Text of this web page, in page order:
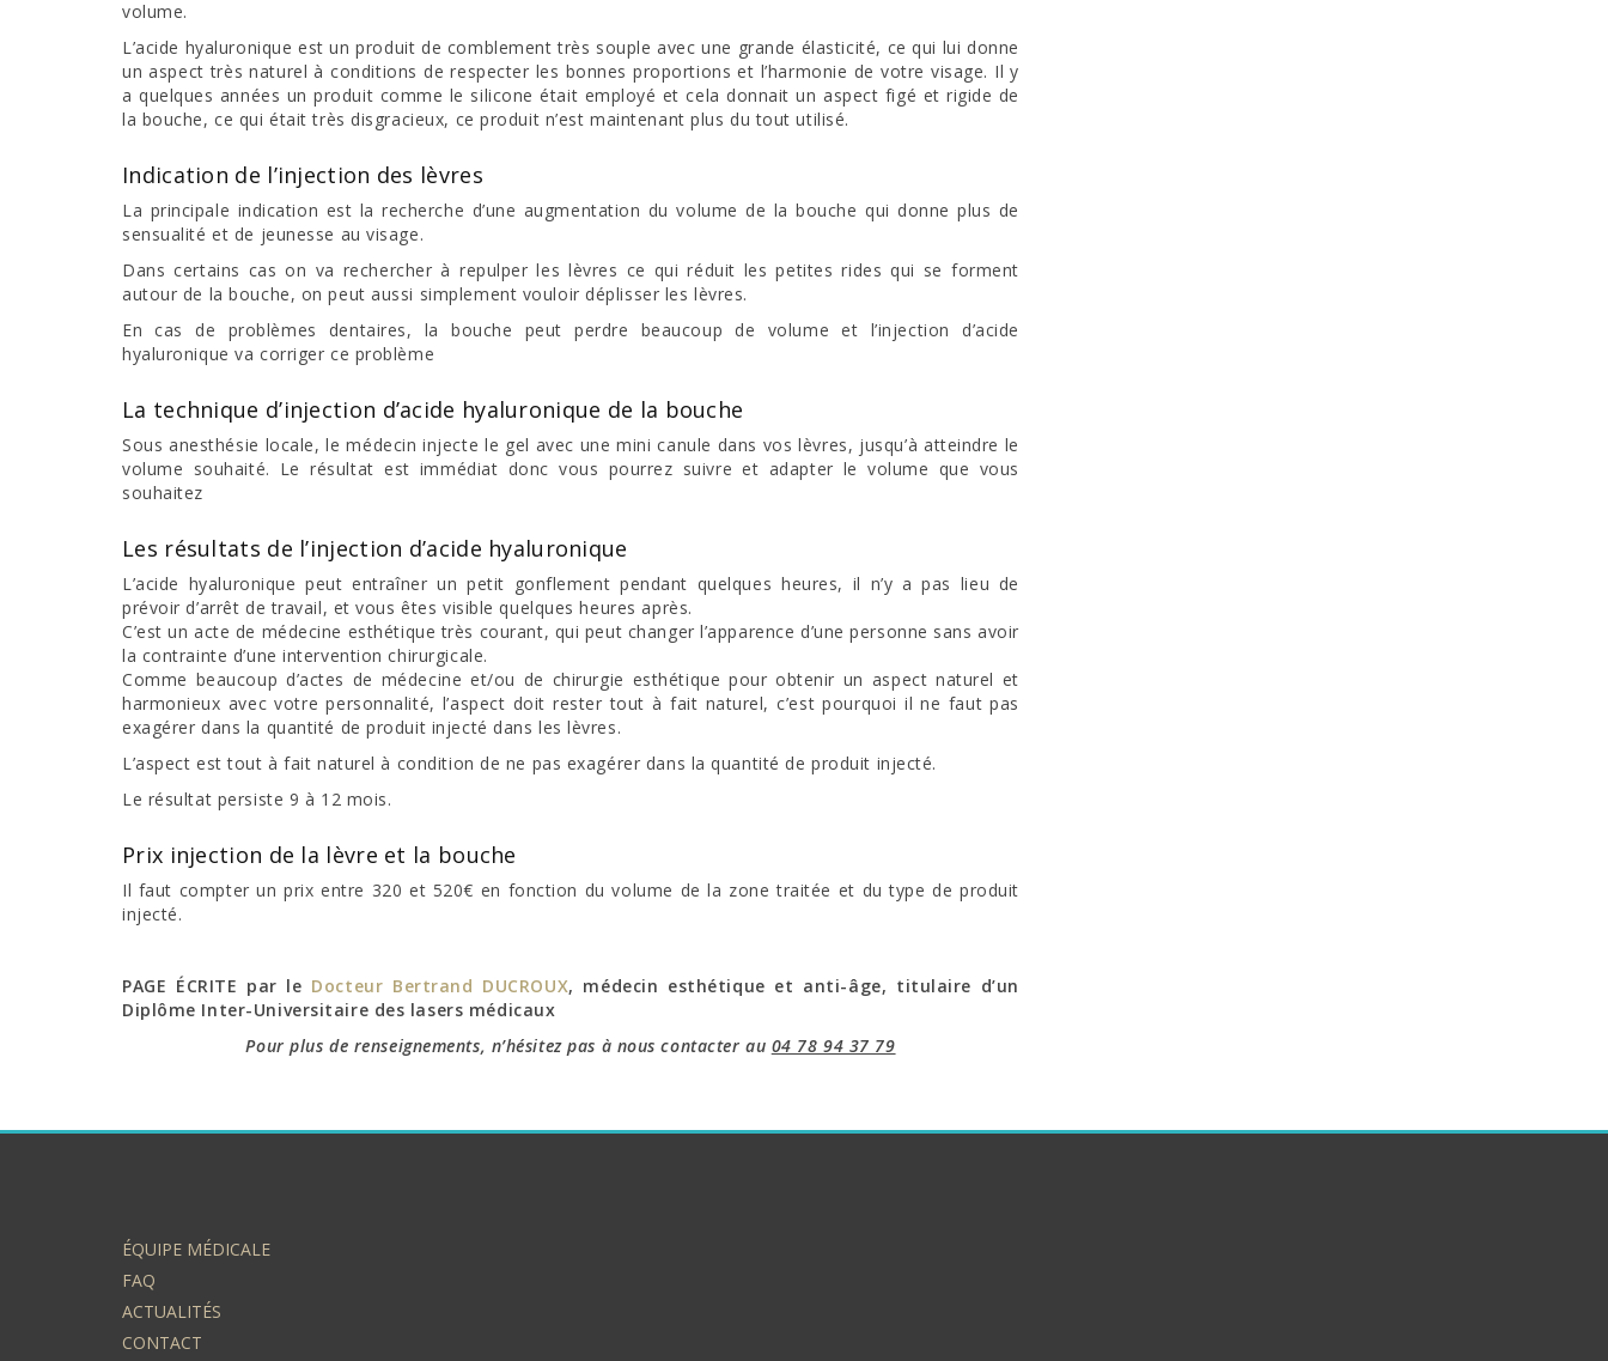
volume.
L’acide hyaluronique est un produit de comblement très souple avec une grande élasticité, ce qui lui donne
un aspect très naturel à conditions de respecter les bonnes proportions et l’harmonie de votre visage. Il y
a quelques années un produit comme le silicone était employé et cela donnait un aspect figé et rigide de
la bouche, ce qui était très disgracieux, ce produit n’est maintenant plus du tout utilisé.
Indication de l’injection des lèvres
La principale indication est la recherche d’une augmentation du volume de la bouche qui donne plus de
sensualité et de jeunesse au visage.
Dans certains cas on va rechercher à repulper les lèvres ce qui réduit les petites rides qui se forment
autour de la bouche, on peut aussi simplement vouloir déplisser les lèvres.
En cas de problèmes dentaires, la bouche peut perdre beaucoup de volume et l’injection d’acide
hyaluronique va corriger ce problème
La technique d’injection d’acide hyaluronique de la bouche
Sous anesthésie locale, le médecin injecte le gel avec une mini canule dans vos lèvres, jusqu’à atteindre le
volume souhaité. Le résultat est immédiat donc vous pourrez suivre et adapter le volume que vous
souhaitez
Les résultats de l’injection d’acide hyaluronique
L’acide hyaluronique peut entraîner un petit gonflement pendant quelques heures, il n’y a pas lieu de
prévoir d’arrêt de travail, et vous êtes visible quelques heures après.
C’est un acte de médecine esthétique très courant, qui peut changer l’apparence d’une personne sans avoir
la contrainte d’une intervention chirurgicale.
Comme beaucoup d’actes de médecine et/ou de chirurgie esthétique pour obtenir un aspect naturel et
harmonieux avec votre personnalité, l’aspect doit rester tout à fait naturel, c’est pourquoi il ne faut pas
exagérer dans la quantité de produit injecté dans les lèvres.
L’aspect est tout à fait naturel à condition de ne pas exagérer dans la quantité de produit injecté.
Le résultat persiste 9 à 12 mois.
Prix injection de la lèvre et la bouche
Il faut compter un prix entre 320 et 520€ en fonction du volume de la zone traitée et du type de produit
injecté.
PAGE ÉCRITE par le Docteur Bertrand DUCROUX, médecin esthétique et anti-âge, titulaire d’un
Diplôme Inter-Universitaire des lasers médicaux
Pour plus de renseignements, n’hésitez pas à nous contacter au 04 78 94 37 79
ÉQUIPE MÉDICALE
FAQ
ACTUALITÉS
CONTACT